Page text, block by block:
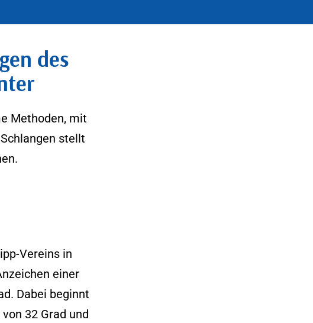
des
Methoden, mit
stellt
Vereins in
einer
Dabei beginnt
32 Grad und